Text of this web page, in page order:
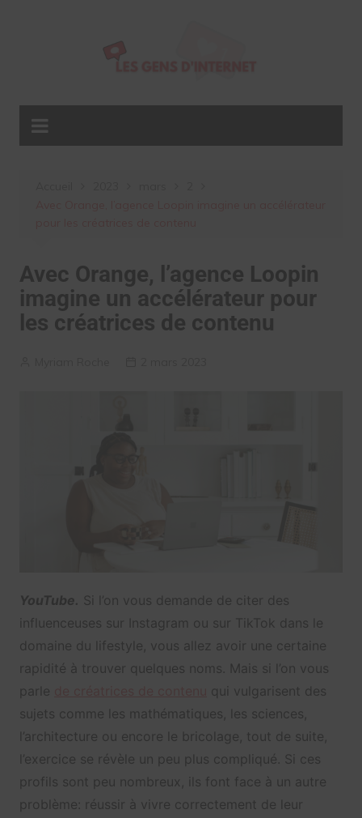
Avec Orange, l’agence Loopin
imagine un accélérateur pour
les créatrices de contenu
YouTube. Si l’on vous demande de citer des
influenceuses sur Instagram ou sur TikTok dans le
domaine du lifestyle, vous allez avoir une certaine
rapidité à trouver quelques noms. Mais si l’on vous
parle
qui vulgarisent des
sujets comme les mathématiques, les sciences,
l’architecture ou encore le bricolage, tout de suite,
l’exercice se révèle un peu plus compliqué. Si ces
profils sont peu nombreux, ils font face à un autre
problème: réussir à vivre correctement de leur